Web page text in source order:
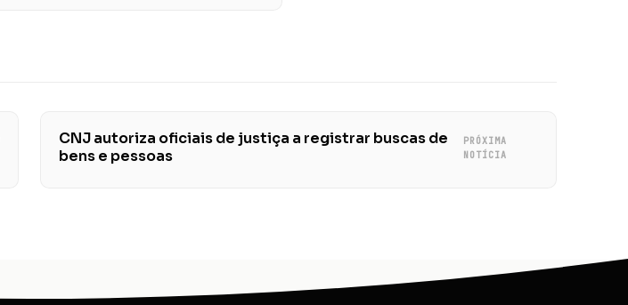
CNJ autoriza oficiais de justiça a registrar buscas de
bens e pessoas
PRÓXIMA
NOTÍCIA